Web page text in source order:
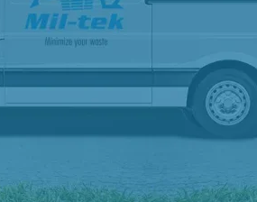
senza fine
Case studies
Azienda
Webshop